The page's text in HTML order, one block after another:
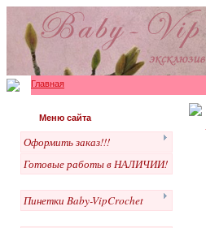
Главная
Меню сайта
Оформить заказ!!!
Готовые работы в НАЛИЧИИ!
Пинетки Baby-VipCrochet